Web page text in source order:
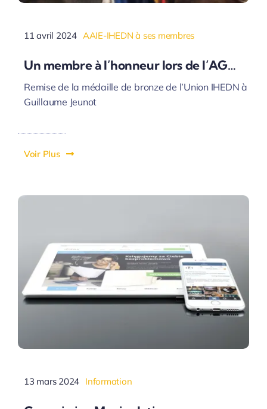
11 avril 2024 AAIE-IHEDN à ses membres
Un membre à l’honneur lors de l’AG…
Remise de la médaille de bronze de l’Union IHEDN à
Guillaume Jeunot
Voir Plus
13 mars 2024 Information